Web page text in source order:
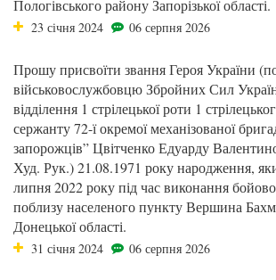
Пологівського району Запорізької області.
23 січня 2024 06 серпня 2026
Прошу присвоїти звання Героя України
військовослужбовцю Збройних Сил
відділення 1 стрілецької роти 1
сержанту 72-ї окремої механізованої
запорожців” Цвітченко Едуарду
Худ. Рук.) 21.08.1971 року народження,
липня 2022 року під час виконання
поблизу населеного пункту Вершина
Донецької області.
31 січня 2024 06 серпня 2026